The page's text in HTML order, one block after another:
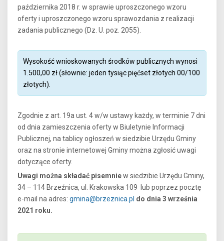
października 2018 r. w sprawie uproszczonego wzoru
oferty i uproszczonego wzoru sprawozdania z realizacji
zadania publicznego (Dz. U. poz. 2055).
Wysokość wnioskowanych środków publicznych wynosi
1.500,00 zł (słownie: jeden tysiąc pięćset złotych 00/100
złotych).
Zgodnie z art. 19a ust. 4 w/w ustawy każdy, w terminie 7 dni
od dnia zamieszczenia oferty w Biuletynie Informacji
Publicznej, na tablicy ogłoszeń w siedzibie Urzędu Gminy
oraz na stronie internetowej Gminy można zgłosić uwagi
dotyczące oferty.
Uwagi można składać pisemniew siedzibie Urzędu Gminy,
34 – 114 Brzeźnica, ul. Krakowska 109 lub poprzez pocztę
e-mail na adres: gmina@brzeznica.pl do dnia 3 września
2021 roku.